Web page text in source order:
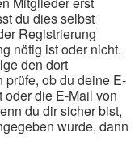
du dies selbst
Registrierung
nötig ist oder nicht.
den dort
ob du deine E-
oder die E-Mail von
du dir sicher bist,
wurde, dann